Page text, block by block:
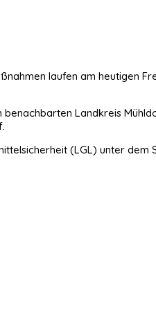
laufen am heutigen
Landkreis
(LGL) unter dem